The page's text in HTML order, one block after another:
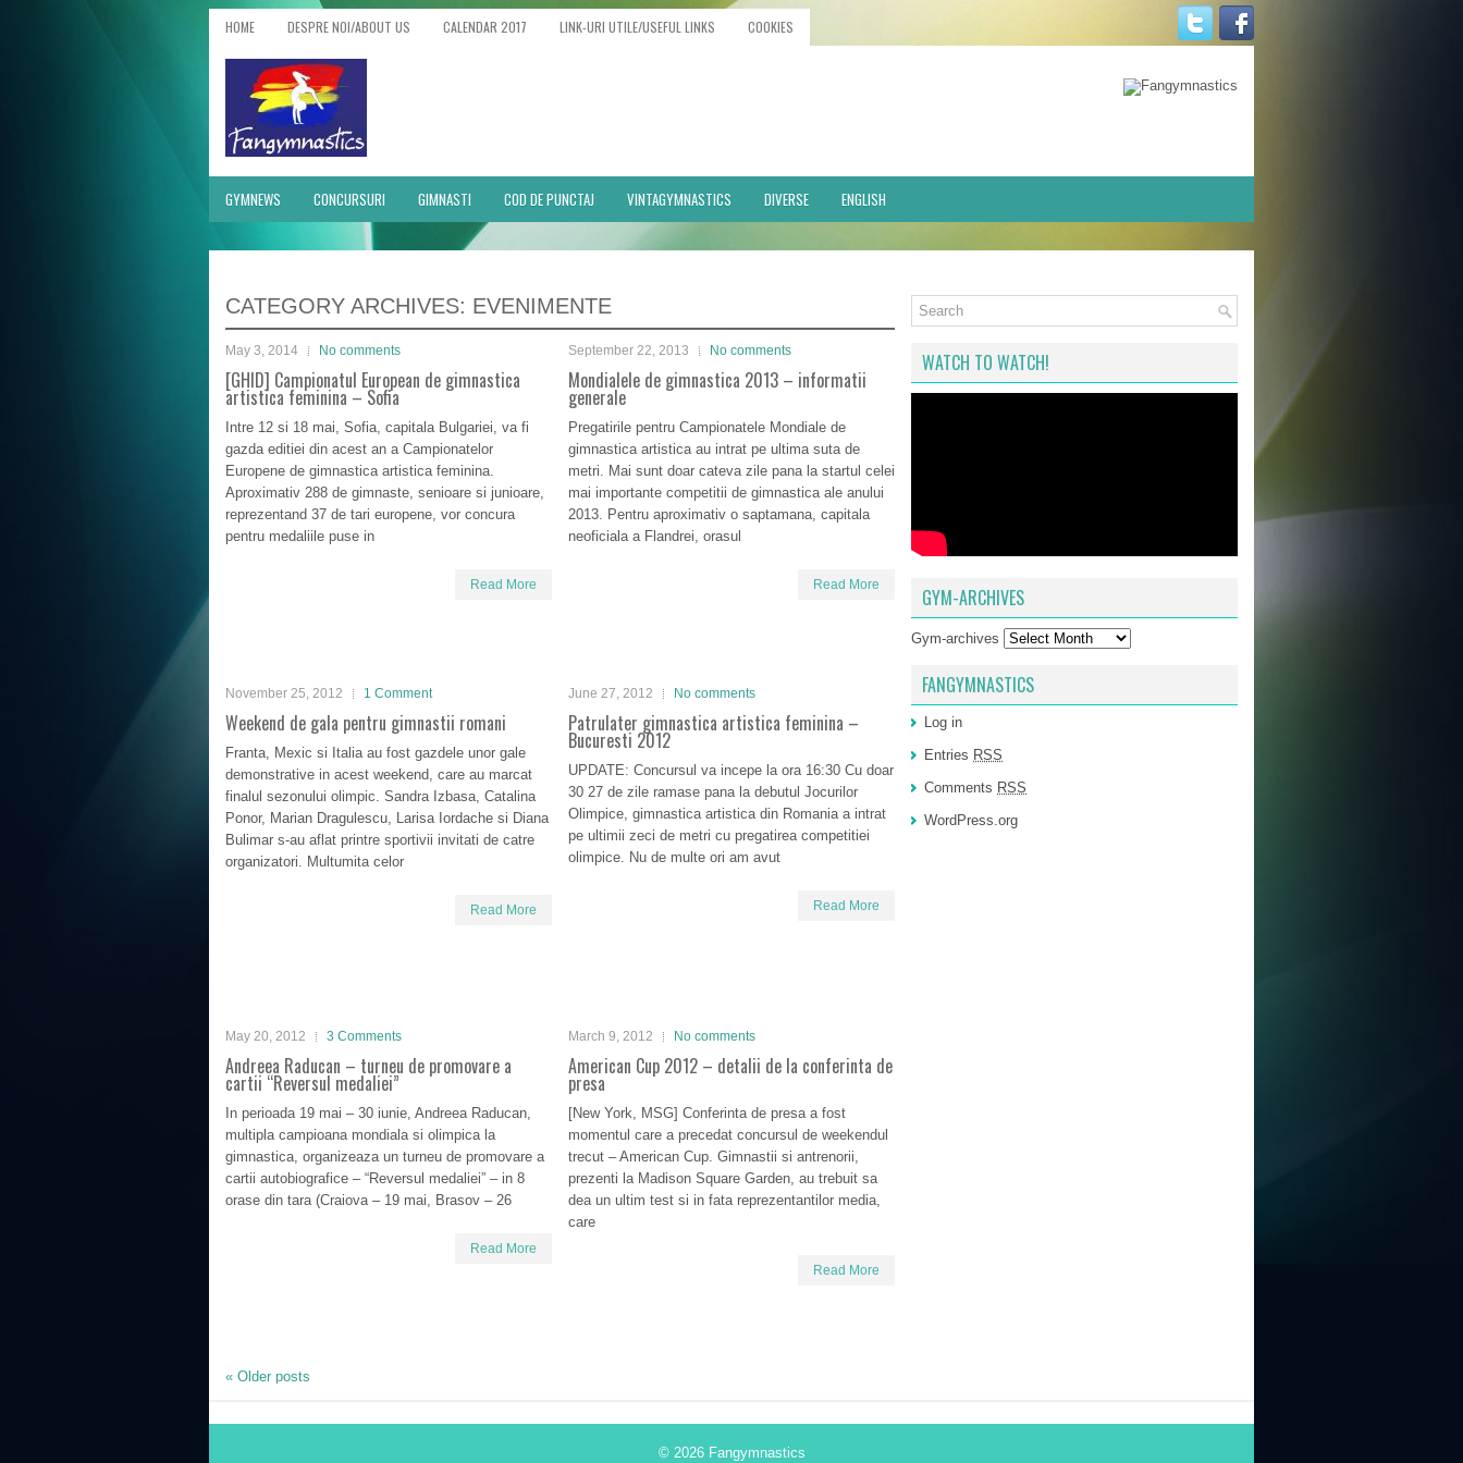
HOME DESPRE NOI/ABOUT US CALENDAR 2017 LINK-URI UTILE/USEFUL LINKS COOKIES
GYMNEWS CONCURSURI GIMNASTI COD DE PUNCTAJ VINTAGYMNASTICS DIVERSE ENGLISH
CATEGORY ARCHIVES: EVENIMENTE
May 3, 2014 No comments
[GHID] Campionatul European de gimnastica
artistica feminina – Sofia
Intre 12 si 18 mai, Sofia, capitala Bulgariei, va fi
gazda editiei din acest an a Campionatelor
Europene de gimnastica artistica feminina.
Aproximativ 288 de gimnaste, senioare si junioare,
reprezentand 37 de tari europene, vor concura
pentru medaliile puse in
Read More
September 22, 2013 No comments
Mondialele de gimnastica 2013 – informatii
generale
Pregatirile pentru Campionatele Mondiale de
gimnastica artistica au intrat pe ultima suta de
metri. Mai sunt doar cateva zile pana la startul celei
mai importante competitii de gimnastica ale anului
2013. Pentru aproximativ o saptamana, capitala
neoficiala a Flandrei, orasul
Read More
November 25, 2012 1 Comment
Weekend de gala pentru gimnastii romani
Franta, Mexic si Italia au fost gazdele unor gale
demonstrative in acest weekend, care au marcat
finalul sezonului olimpic. Sandra Izbasa, Catalina
Ponor, Marian Dragulescu, Larisa Iordache si Diana
Bulimar s-au aflat printre sportivii invitati de catre
organizatori. Multumita celor
Read More
June 27, 2012 No comments
Patrulater gimnastica artistica feminina –
Bucuresti 2012
UPDATE: Concursul va incepe la ora 16:30 Cu doar
30 27 de zile ramase pana la debutul Jocurilor
Olimpice, gimnastica artistica din Romania a intrat
pe ultimii zeci de metri cu pregatirea competitiei
olimpice. Nu de multe ori am avut
Read More
May 20, 2012 3 Comments
Andreea Raducan – turneu de promovare a
cartii “Reversul medaliei”
In perioada 19 mai – 30 iunie, Andreea Raducan,
multipla campioana mondiala si olimpica la
gimnastica, organizeaza un turneu de promovare a
cartii autobiografice – “Reversul medaliei” – in 8
orase din tara (Craiova – 19 mai, Brasov – 26
Read More
March 9, 2012 No comments
American Cup 2012 – detalii de la conferinta de
presa
[New York, MSG] Conferinta de presa a fost
momentul care a precedat concursul de weekendul
trecut – American Cup. Gimnastii si antrenorii,
prezenti la Madison Square Garden, au trebuit sa
dea un ultim test si in fata reprezentantilor media,
care
Read More
« Older posts
WATCH TO WATCH!
GYM-ARCHIVES
Gym-archives
FANGYMNASTICS
Log in
Entries RSS
Comments RSS
WordPress.org
© 2026 Fangymnastics